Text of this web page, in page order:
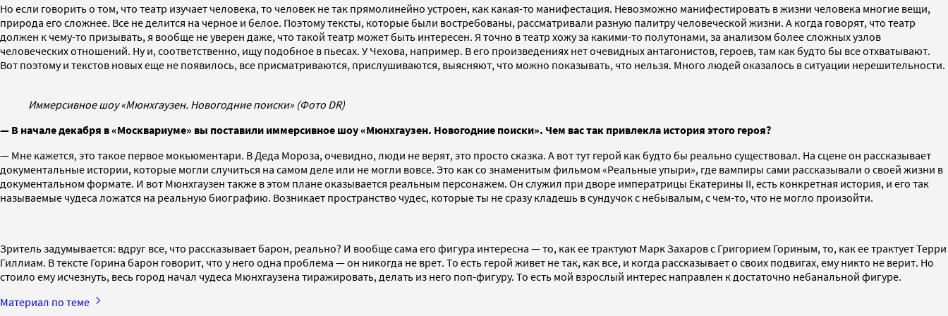
Но если говорить о том, что театр изучает человека, то человек не так прямолинейно устроен, как какая-то манифестация. Невозможно манифестировать в жизни человека многие вещи,
природа его сложнее. Все не делится на черное и белое. Поэтому тексты, которые были востребованы, рассматривали разную палитру человеческой жизни. А когда говорят, что театр
должен к чему-то призывать, я вообще не уверен даже, что такой театр может быть интересен. Я точно в театр хожу за какими-то полутонами, за анализом более сложных узлов
человеческих отношений. Ну и, соответственно, ищу подобное в пьесах. У Чехова, например. В его произведениях нет очевидных антагонистов, героев, там как будто бы все отхватывают.
Вот поэтому и текстов новых еще не появилось, все присматриваются, прислушиваются, выясняют, что можно показывать, что нельзя. Много людей оказалось в ситуации нерешительности.
Иммерсивное шоу «Мюнхгаузен. Новогодние поиски» (Фото DR)
— В начале декабря в «Москвариуме» вы поставили иммерсивное шоу «Мюнхгаузен. Новогодние поиски». Чем вас так привлекла история этого героя?
— Мне кажется, это такое первое мокьюментари. В Деда Мороза, очевидно, люди не верят, это просто сказка. А вот тут герой как будто бы реально существовал. На сцене он рассказывает
документальные истории, которые могли случиться на самом деле или не могли вовсе. Это как со знаменитым фильмом «Реальные упыри», где вампиры сами рассказывали о своей жизни в
документальном формате. И вот Мюнхгаузен также в этом плане оказывается реальным персонажем. Он служил при дворе императрицы Екатерины II, есть конкретная история, и его так
называемые чудеса ложатся на реальную биографию. Возникает пространство чудес, которые ты не сразу кладешь в сундучок с небывалым, с чем-то, что не могло произойти.
Зритель задумывается: вдруг все, что рассказывает барон, реально? И вообще сама его фигура интересна — то, как ее трактуют Марк Захаров с Григорием Гориным, то, как ее трактует Терри
Гиллиам. В тексте Горина барон говорит, что у него одна проблема — он никогда не врет. То есть герой живет не так, как все, и когда рассказывает о своих подвигах, ему никто не верит. Но
стоило ему исчезнуть, весь город начал чудеса Мюнхгаузена тиражировать, делать из него поп-фигуру. То есть мой взрослый интерес направлен к достаточно небанальной фигуре.
Материал по теме